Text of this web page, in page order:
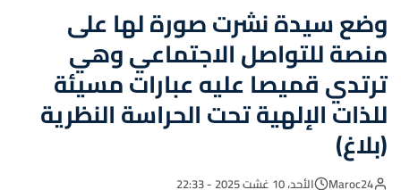
وضع سيدة نشرت صورة لها على
منصة للتواصل الاجتماعي وهي
ترتدي قميصا عليه عبارات مسيئة
للذات الإلهية تحت الحراسة النظرية
(بلاغ)
Maroc24 الأحد، 10 غشت 2025 - 22:33